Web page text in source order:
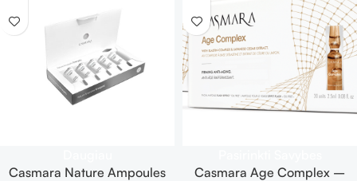
Casmara Nature Ampoules
Casmara Age Complex –